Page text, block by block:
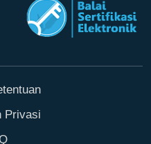
Privasi